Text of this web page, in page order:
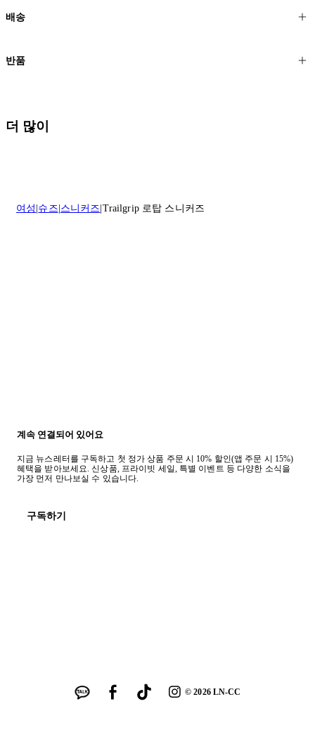
배송
고객님의 위치에 따라 일반 배송과 익스프레스 배송을 제공합니다.
실 수 있습니다.
반품
배송일로부터 영업일 기준 30일 이내에 접수된 반품에 대해서는 기꺼
이 환불해 드리겠습니다.반품 상품은 원래 상태를 유지하고 반드시
더 많이
여성 슈즈 스니커즈 Trailgrip 로탑 스니커즈
계속 연결되어 있어요
지금 뉴스레터를 구독하고 첫 정가 상품 주문 시 10% 할인(앱 주문 시 15%)
혜택을 받아보세요. 신상품, 프라이빗 세일, 특별 이벤트 등 다양한 소식을
가장 먼저 만나보실 수 있습니다.
구독하기
©2026LN-CC